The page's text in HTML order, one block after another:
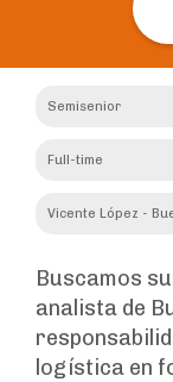
Semisenior
Full-time
Vicente López -
Buscamos
analista de
logística en